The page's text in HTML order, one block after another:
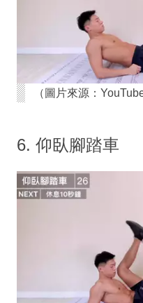
（圖片來源：
6. 仰臥腳踏車